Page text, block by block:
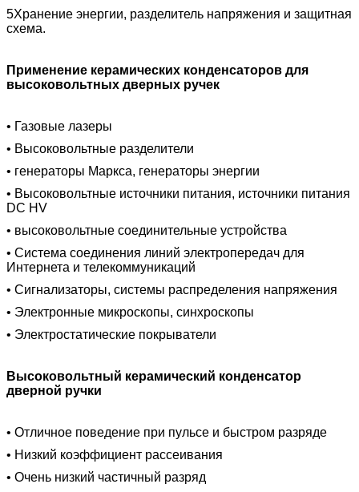
5Хранение энергии, разделитель напряжения и защитная
схема.
Применение керамических конденсаторов для
высоковольтных дверных ручек
• Газовые лазеры
• Высоковольтные разделители
• генераторы Маркса, генераторы энергии
• Высоковольтные источники питания, источники питания
DC HV
• высоковольтные соединительные устройства
• Система соединения линий электропередач для
Интернета и телекоммуникаций
• Сигнализаторы, системы распределения напряжения
• Электронные микроскопы, синхроскопы
• Электростатические покрыватели
Высоковольтный керамический конденсатор
дверной ручки
• Отличное поведение при пульсе и быстром разряде
• Низкий коэффициент рассеивания
• Очень низкий частичный разряд